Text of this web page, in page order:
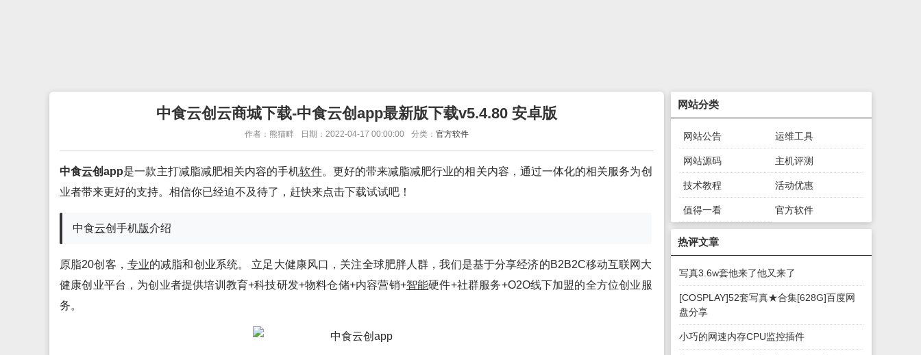
中食云创云商城下载-中食云创app最新版下载v5.4.80 安卓版
作者：熊猫畔 日期：2022-04-17 00:00:00 分类：官方软件
中食云创app是一款主打减脂减肥相关内容的手机软件。更好的带来减脂减肥行业的相关内容，通过一体化的相关服务为创
业者带来更好的支持。相信你已经迫不及待了，赶快来点击下载试试吧！
中食云创手机版介绍
原脂20创客， 专业的减脂和创业系统。 立足大健康风口，关注全球肥胖人群，我们是基于分享经济的B2B2C移动互联网大
健康创业平台，为创业者提供培训教育+科技研发+物料仓储+内容营销+智能硬件+社群服务+O2O线下加盟的全方位创业服
务。
网站分类
网站公告 运维工具
网站源码 主机评测
技术教程 活动优惠
值得一看
绿色软件
官方软件
热评文章
写真3.6w套他来了他又来了
[COSPLAY]52套写真★合集[628G]百度网
盘分享
小巧的网速内存CPU监控插件